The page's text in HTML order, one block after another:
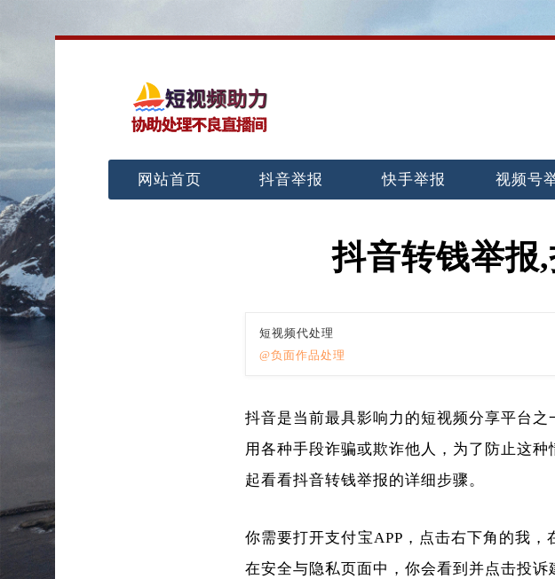
网站首页 抖音举报 快手举报 视频号
抖音转钱举报
短视频代处理
@负面作品处理
抖音是当前最具影响力的短视频分享平台
用各种手段诈骗或欺诈他人，为了防止这
起看看抖音转钱举报的详细步骤。
你需要打开支付宝APP，点击右下角的我
在安全与隐私页面中，你会看到并点击投